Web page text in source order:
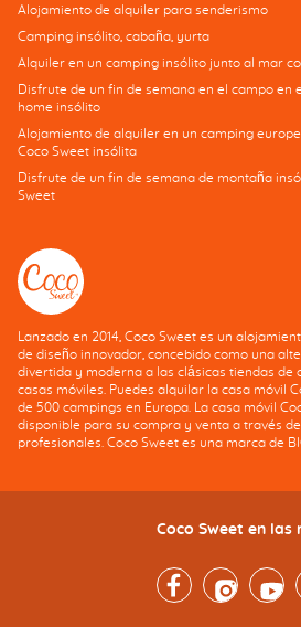
Alojamiento de alquiler para senderismo
Camping insólito, cabaña, yurta
Alquiler en un camping insólito junto al mar
Disfrute de un fin de semana en el campo en
home insólito
Alojamiento de alquiler en un camping
Coco Sweet insólita
Disfrute de un fin de semana de montaña
Sweet
Lanzado en 2014, Coco Sweet es un
de diseño innovador, concebido como una
divertida y moderna a las clásicas tiendas de
casas móviles. Puedes alquilar la casa móvil
de 500 campings en Europa. La casa móvil
disponible para su compra y venta a través de
profesionales. Coco Sweet es una marca de
Coco Sweet en las
FacebookInstagramYoutube